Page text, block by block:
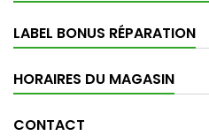
LABEL BONUS RÉPARATION
HORAIRES DU MAGASIN
CONTACT